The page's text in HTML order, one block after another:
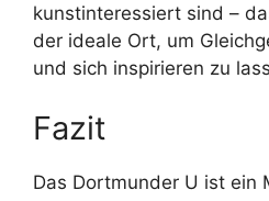
kunstinteressiert sind –
der ideale Ort, um
und sich inspirieren zu
Fazit
Das Dortmunder U ist ein